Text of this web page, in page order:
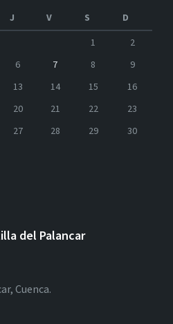
J V S
D
1
2
6 7 8
9
13 14 15
16
20 21 22
23
27 28 29
30
del Palancar
Cuenca.